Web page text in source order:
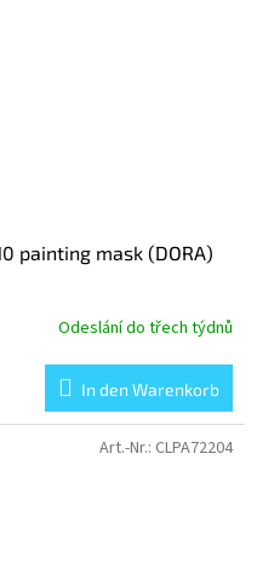
painting mask (DORA)
Odeslání do třech týdnů
In den Warenkorb
Art.-Nr.: CLPA72204